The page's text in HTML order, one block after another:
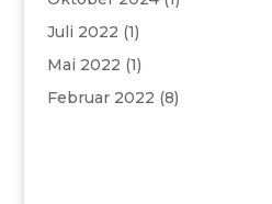
Juli 2022 (1)
Mai 2022 (1)
Februar 2022 (8)